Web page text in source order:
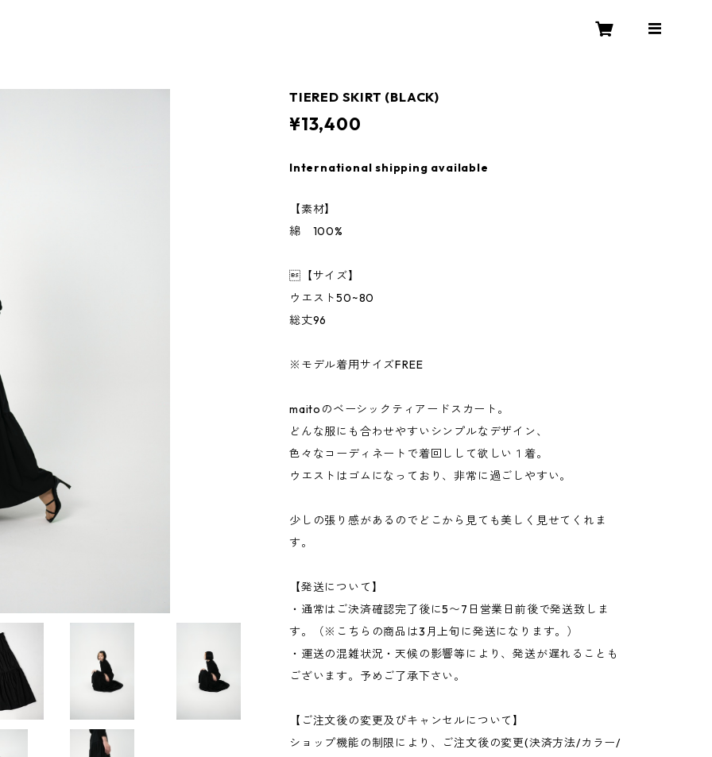
TIERED SKIRT (BLACK)
¥13,400
International shipping available
【素材】
綿 100%
【サイズ】
ウエスト50~80
総丈96
※モデル着用サイズFREE
maitoのベーシックティアードスカート。
どんな服にも合わせやすいシンプルなデザイン、
色々なコーディネートで着回しして欲しい１着。
ウエストはゴムになっており、非常に過ごしやすい。
少しの張り感があるのでどこから見ても美しく見せてくれま
す。
【発送について】
・通常はご決済確認完了後に5〜7日営業日前後で発送致しま
す。（※こちらの商品は3月上旬に発送になります。）
・運送の混雑状況・天候の影響等により、発送が遅れることも
ございます。予めご了承下さい。
【ご注文後の変更及びキャンセルについて】
ショップ機能の制限により、ご注文後の変更(決済方法/カラー/